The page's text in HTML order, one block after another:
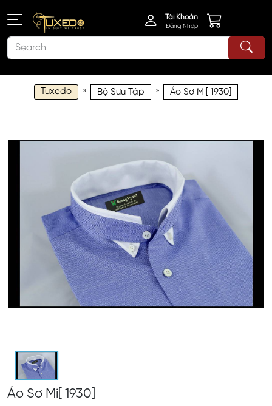
Tài Khoản
Đăng Nhập
Giỏ Hàng
Tuxedo » Bộ Sưu Tập » Áo Sơ Mi[ 1930]
Áo Sơ Mi[ 1930]